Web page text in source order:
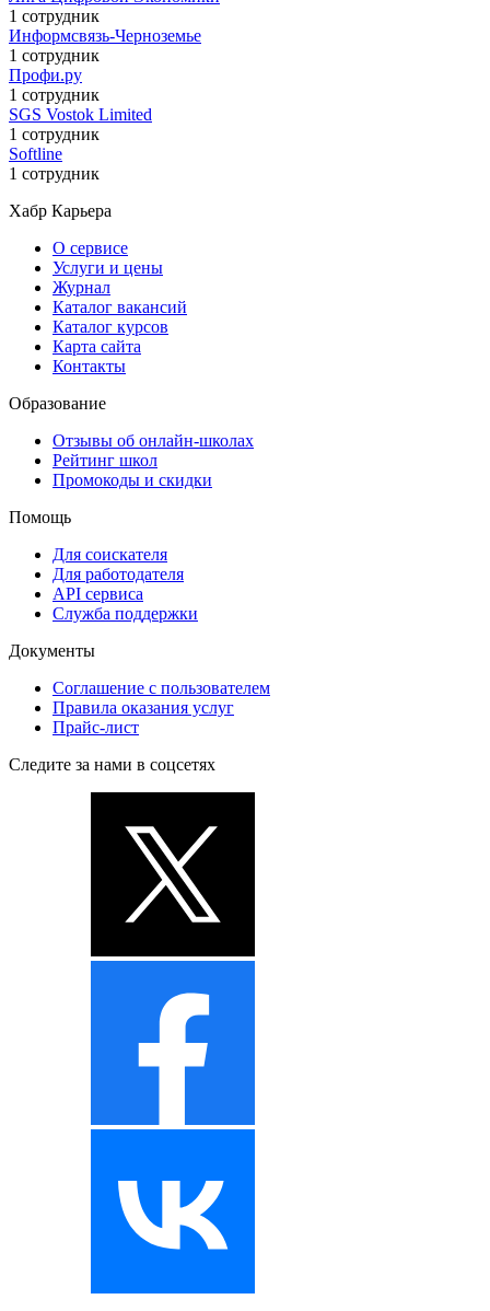
1 сотрудник
Информсвязь-Черноземье
1 сотрудник
Профи.ру
1 сотрудник
SGS Vostok Limited
1 сотрудник
Softline
1 сотрудник
Хабр Карьера
О сервисе
Услуги и цены
Журнал
Каталог вакансий
Каталог курсов
Карта сайта
Контакты
Образование
Отзывы об онлайн-школах
Рейтинг школ
Промокоды и скидки
Помощь
Для соискателя
Для работодателя
API сервиса
Служба поддержки
Документы
Соглашение с пользователем
Правила оказания услуг
Прайс-лист
Следите за нами в соцсетях